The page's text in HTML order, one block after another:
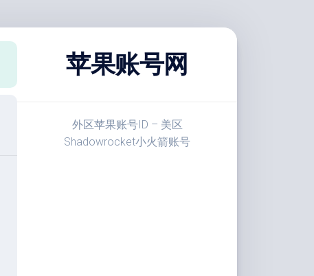
苹果账号网
外区苹果账号ID – 美区
Shadowrocket小火箭账号